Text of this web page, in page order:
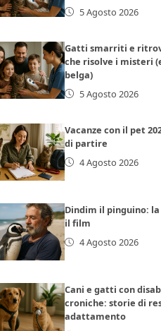
5 Agosto 2026
Gatti smarriti e
che risolve i misteri
belga)
5 Agosto 2026
Vacanze con il pet
di partire
4 Agosto 2026
Dindim il pinguino:
il film
4 Agosto 2026
Cani e gatti con
croniche: storie di
adattamento